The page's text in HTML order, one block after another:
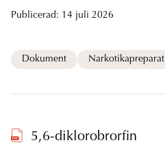
Publicerad: 14 juli 2026
Dokument Narkotikapreparat
5,6-diklorobrorfin